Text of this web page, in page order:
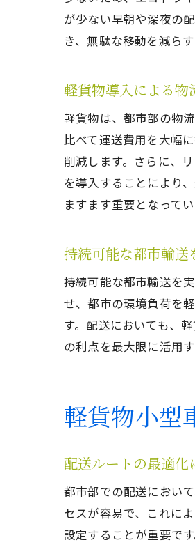
が少ない早朝や深夜の
き、無駄な移動を減ら
軽貨物導入による物
軽貨物は、都市部の物
比べて運送費用を大幅
削減します。さらに、
を導入することにより
ますます重要となってい
持続可能な都市輸送
持続可能な都市輸送を
せ、都市の環境負荷を
す。配送においても、
の利点を最大限に活用
軽貨物小型
配送ルートの最適
都市部での配送におい
セスが容易で、これに
設定することが重要で